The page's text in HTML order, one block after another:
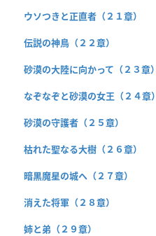
ウソつきと正直者（２１章）
伝説の神鳥（２２章）
砂漠の大陸に向かって（２３章）
なぞなぞと砂漠の女王（２４章）
砂漠の守護者（２５章）
枯れた聖なる大樹（２６章）
暗黒魔星の城へ（２７章）
消えた将軍（２８章）
姉と弟（２９章）